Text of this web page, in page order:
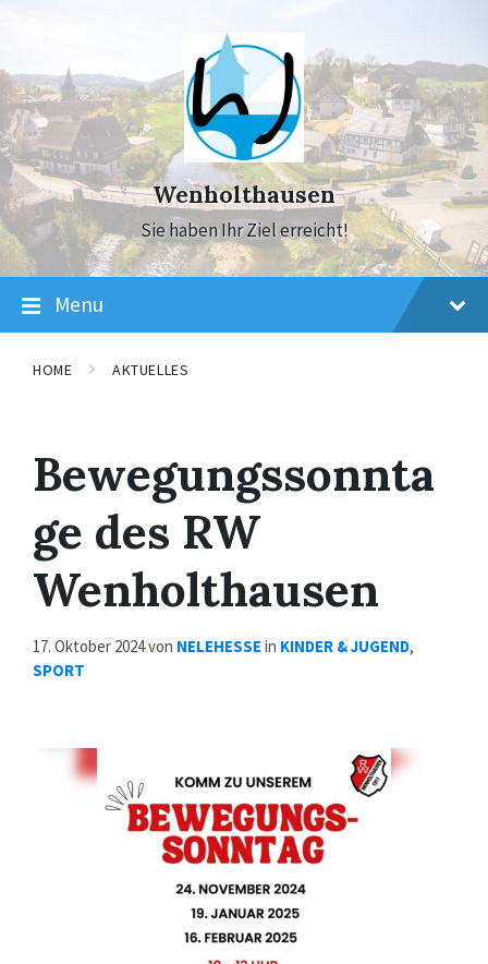
navigation
Wenholthausen
Sie haben Ihr Ziel erreicht!
Menu
HOME AKTUELLES
Bewegungssonnta
ge des RW
Wenholthausen
17. Oktober 2024von NELEHESSE in KINDER & JUGEND,
SPORT